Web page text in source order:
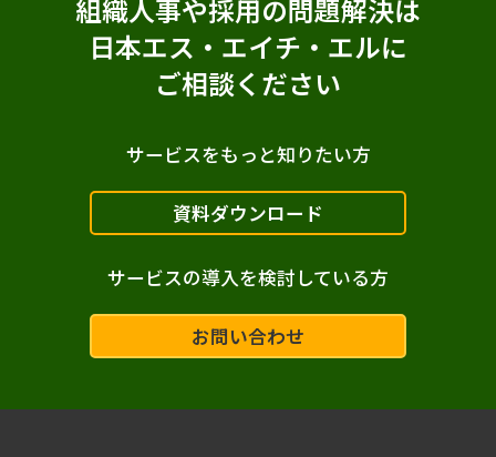
組織人事や採用の問題解決は
日本エス・エイチ・エルに
ご相談ください
サービスをもっと知りたい方
資料ダウンロード
サービスの導入を検討している方
お問い合わせ